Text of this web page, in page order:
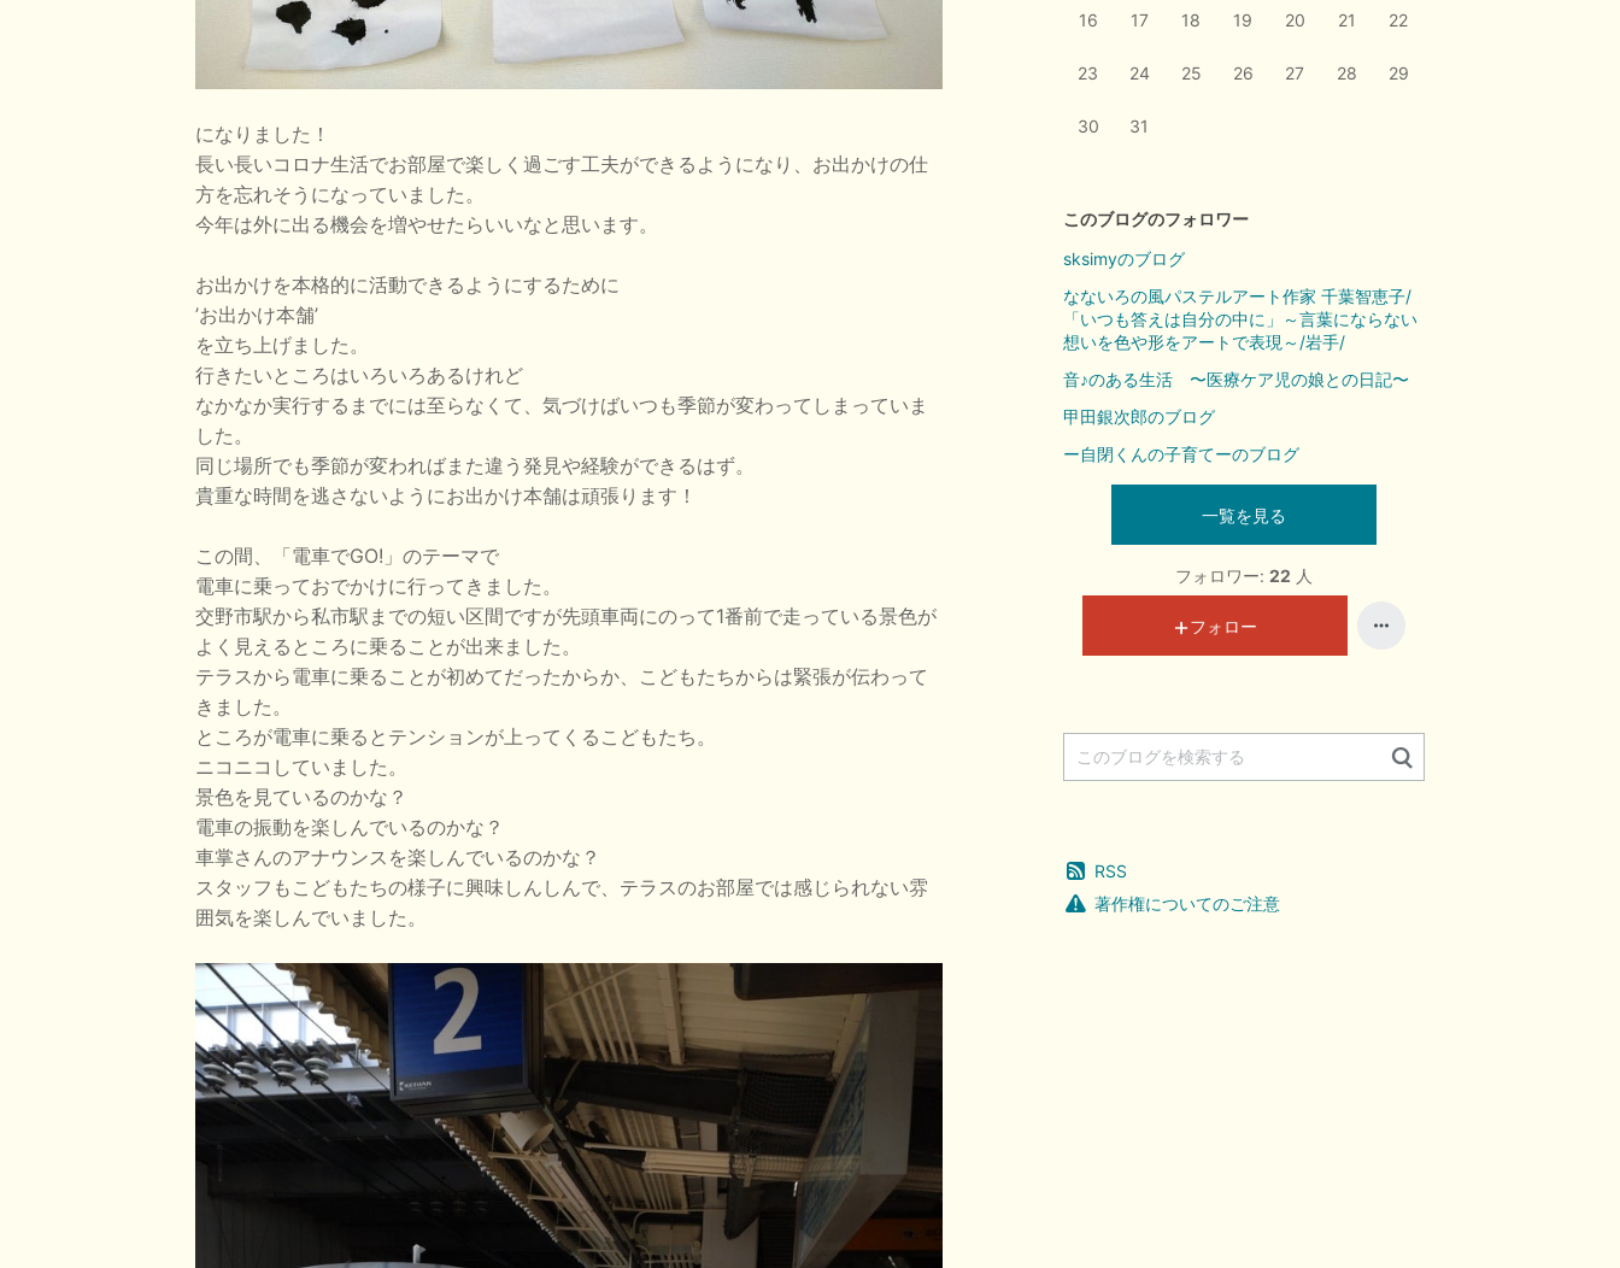
になりました！
長い長いコロナ生活でお部屋で楽しく過ごす工夫ができるようになり、お出かけの仕
方を忘れそうになっていました。
今年は外に出る機会を増やせたらいいなと思います。
お出かけを本格的に活動できるようにするために
’お出かけ本舗’
を立ち上げました。
行きたいところはいろいろあるけれど
なかなか実行するまでには至らなくて、気づけばいつも季節が変わってしまっていま
した。
同じ場所でも季節が変わればまた違う発見や経験ができるはず。
貴重な時間を逃さないようにお出かけ本舗は頑張ります！
この間、「電車でGO!」のテーマで
電車に乗っておでかけに行ってきました。
交野市駅から私市駅までの短い区間ですが先頭車両にのって1番前で走っている景色が
よく見えるところに乗ることが出来ました。
テラスから電車に乗ることが初めてだったからか、こどもたちからは緊張が伝わって
きました。
ところが電車に乗るとテンションが上ってくるこどもたち。
ニコニコしていました。
景色を見ているのかな？
電車の振動を楽しんでいるのかな？
車掌さんのアナウンスを楽しんでいるのかな？
スタッフもこどもたちの様子に興味しんしんで、テラスのお部屋では感じられない雰
囲気を楽しんでいました。
16 17 18 19 20 21 22
23 24 25 26 27 28 29
30 31
このブログのフォロワー
sksimyのブログ
なないろの風パステルアート作家 千葉智恵子/
「いつも答えは自分の中に」～言葉にならない
想いを色や形をアートで表現～/岩手/
音♪のある生活 〜医療ケア児の娘との日記〜
甲田銀次郎のブログ
ー自閉くんの子育てーのブログ
一覧を見る
フォロワー: 22 人
フォロー
RSS
著作権についてのご注意